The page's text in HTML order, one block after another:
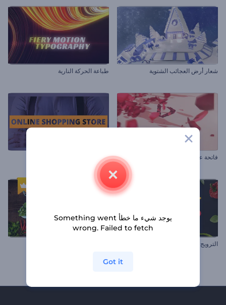
شعار أرض العجائب الشتوية طباعة الحركة النارية
فاتحة عيد القديس فالينتاين معرض متجر على الإنترنت
الترويج للعروض الخاصة بالمطاعم
يوجد شيء ما خطأ Something went
wrong. Failed to fetch
Got it